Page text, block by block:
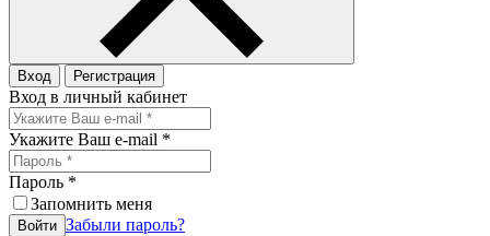
Вход Регистрация
Вход в личный кабинет
Укажите Ваш e-mail *
Пароль *
Запомнить меня
Войти Забыли пароль?